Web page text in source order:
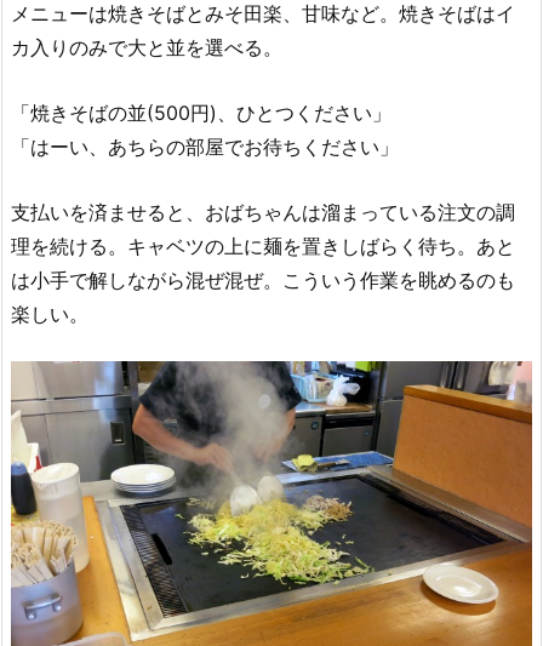
メニューは焼きそばとみそ田楽、甘味など。焼きそばはイ
カ入りのみで大と並を選べる。
「焼きそばの並(500円)、ひとつください」
「はーい、あちらの部屋でお待ちください」
支払いを済ませると、おばちゃんは溜まっている注文の調
理を続ける。キャベツの上に麺を置きしばらく待ち。あと
は小手で解しながら混ぜ混ぜ。こういう作業を眺めるのも
楽しい。